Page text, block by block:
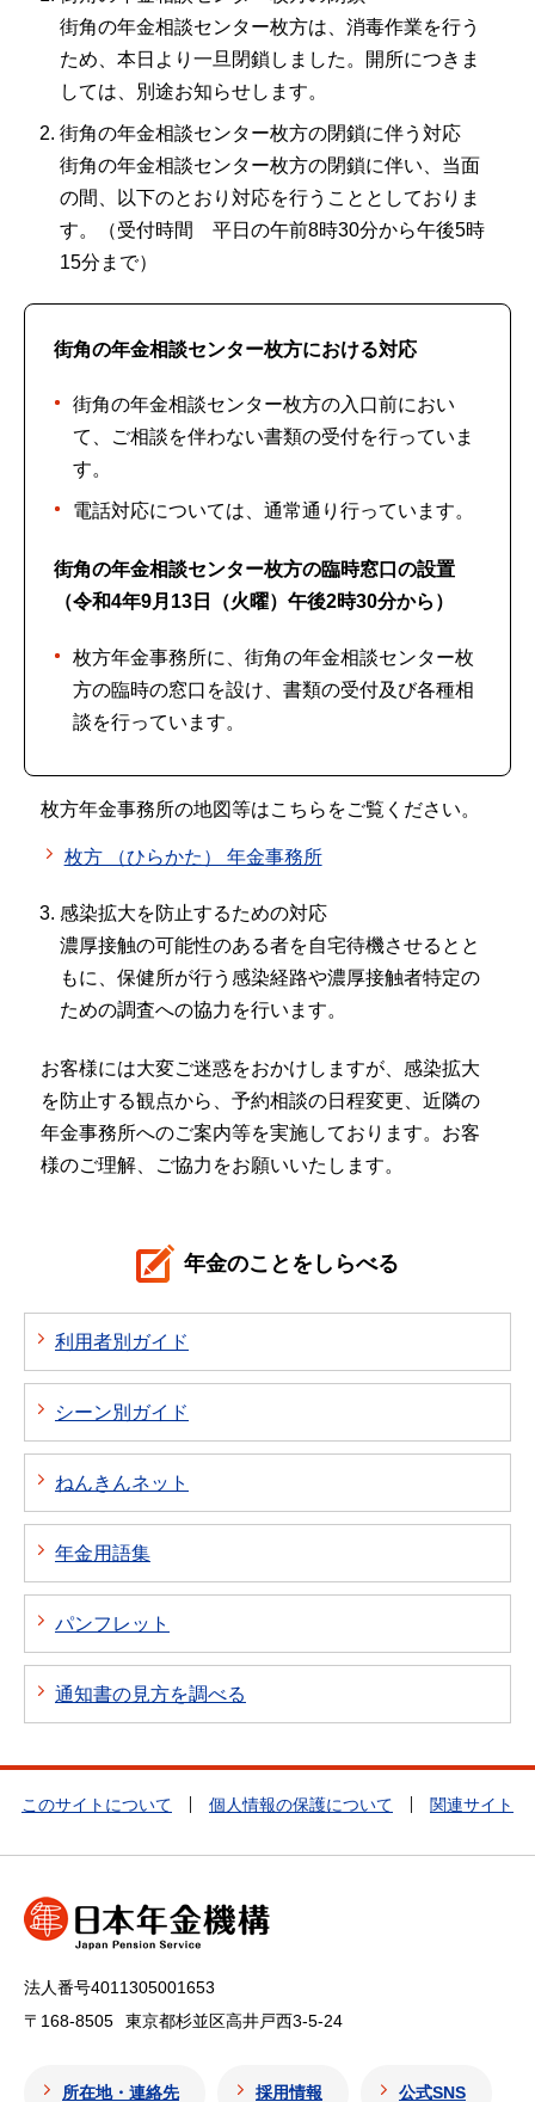
街角の年金相談センター枚方は、消毒作業を行う
ため、本日より一旦閉鎖しました。開所につきま
しては、別途お知らせします。
街角の年金相談センター枚方の閉鎖に伴う対応
街角の年金相談センター枚方の閉鎖に伴い、当面
の間、以下のとおり対応を行うこととしておりま
す。（受付時間 平日の午前8時30分から午後5時
15分まで）
街角の年金相談センター枚方における対応
街角の年金相談センター枚方の入口前におい
て、ご相談を伴わない書類の受付を行っていま
す。
電話対応については、通常通り行っています。
街角の年金相談センター枚方の臨時窓口の設置
（令和4年9月13日（火曜）午後2時30分から）
枚方年金事務所に、街角の年金相談センター枚
方の臨時の窓口を設け、書類の受付及び各種相
談を行っています。
枚方年金事務所の地図等はこちらをご覧ください。
枚方 （ひらかた） 年金事務所
感染拡大を防止するための対応
濃厚接触の可能性のある者を自宅待機させるとと
もに、保健所が行う感染経路や濃厚接触者特定の
ための調査への協力を行います。
お客様には大変ご迷惑をおかけしますが、感染拡大
を防止する観点から、予約相談の日程変更、近隣の
年金事務所へのご案内等を実施しております。お客
様のご理解、ご協力をお願いいたします。
年金のことをしらべる
利用者別ガイド
シーン別ガイド
ねんきんネット
年金用語集
パンフレット
通知書の見方を調べる
このサイトについて 個人情報の保護について 関連サイト
法人番号4011305001653
〒168-8505
東京都杉並区高井戸西3-5-24
所在地・連絡先 採用情報 公式SNS